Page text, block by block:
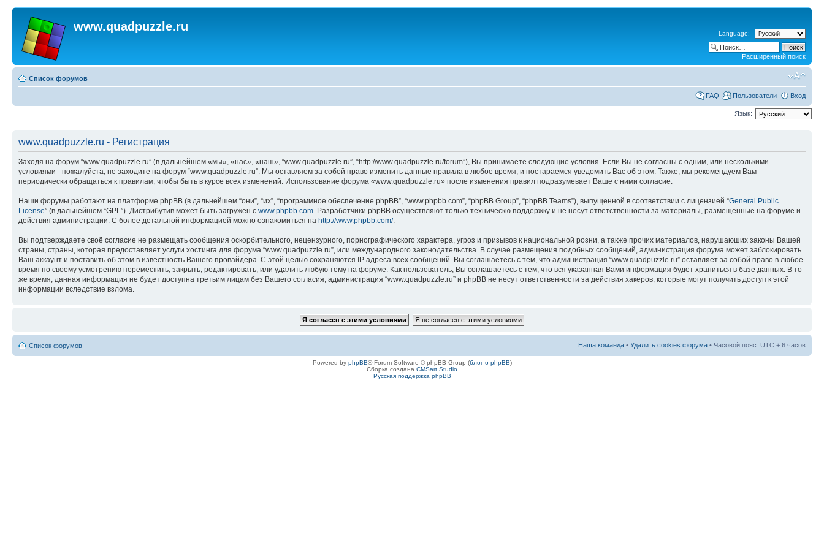
www.quadpuzzle.ru
Language:
Расширенный поиск
Список форумов
FAQ Пользователи Вход
Язык:
www.quadpuzzle.ru - Регистрация
Заходя на форум “www.quadpuzzle.ru” (в дальнейшем «мы», «нас», «наш», “www.quadpuzzle.ru”, “http://www.quadpuzzle.ru/forum”), Вы принимаете следующие условия. Если Вы не согласны с одним, или несколькими
условиями - пожалуйста, не заходите на форум “www.quadpuzzle.ru”. Мы оставляем за собой право изменить данные правила в любое время, и постараемся уведомить Вас об этом. Также, мы рекомендуем Вам
периодически обращаться к правилам, чтобы быть в курсе всех изменений. Использование форума «www.quadpuzzle.ru» после изменения правил подразумевает Ваше с ними согласие.
Наши форумы работают на платформе phpBB (в дальнейшем “они”, “их”, “программное обеспечение phpBB”, “www.phpbb.com”, “phpBB Group”, “phpBB Teams”), выпущенной в соответствии с лицензией “General Public
License” (в дальнейшем “GPL”). Дистрибутив может быть загружен с www.phpbb.com . Разработчики phpBB осуществляют только техническю поддержку и не несут ответственности за материалы, размещенные на форуме и
действия администрации. С более детальной информацией можно ознакомиться на http://www.phpbb.com/.
Вы подтверждаете своё согласие не размещать сообщения оскорбительного, нецензурного, порнографического характера, угроз и призывов к национальной розни, а также прочих материалов, нарушаюших законы Вашей
страны, страны, которая предоставляет услуги хостинга для форума “www.quadpuzzle.ru”, или международного законодательства. В случае размещения подобных сообщений, администрация форума может заблокировать
Ваш аккаунт и поставить об этом в известность Вашего провайдера. С этой целью сохраняются IP адреса всех сообщений. Вы соглашаетесь с тем, что администрация “www.quadpuzzle.ru” оставляет за собой право в любое
время по своему усмотрению переместить, закрыть, редактировать, или удалить любую тему на форуме. Как пользователь, Вы соглашаетесь с тем, что вся указанная Вами информация будет храниться в базе данных. В то
же время, данная информация не будет доступна третьим лицам без Вашего согласия, администрация “www.quadpuzzle.ru” и phpBB не несут ответственности за действия хакеров, которые могут получить доступ к этой
информации вследствие взлома.
Список форумов Наша команда • Удалить cookies форума • Часовой пояс: UTC + 6 часов
Powered by phpBB® Forum Software © phpBB Group (блог о phpBB)
Сборка создана CMSart Studio
Русская поддержка phpBB